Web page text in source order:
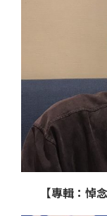
【專輯：悼